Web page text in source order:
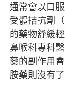
通常會以口
受體拮抗劑
的藥物舒緩
鼻喉科專科
藥的副作用
胺藥則沒有